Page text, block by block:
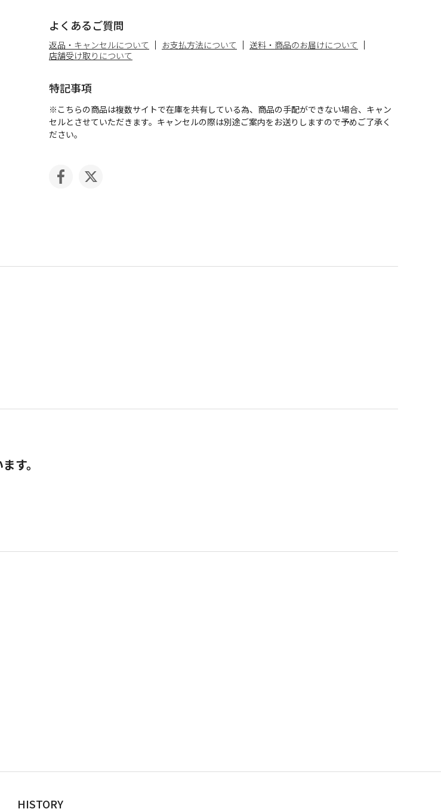
よくあるご質問
返品・キャンセルについて お支払方法について
送料・商品のお届けについて
店舗受け取りについて
特記事項
※こちらの商品は複数サイトで在庫を共有している為、商品の手配ができない場合、キャン
セルとさせていただきます。キャンセルの際は別途ご案内をお送りしますので予めご了承く
ださい。
す。
HISTORY